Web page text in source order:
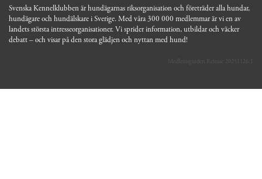
Svenska Kennelklubben är hundägarnas riksorganisation och företräder alla hundar,
hundägare och hundälskare i Sverige. Med våra 300 000 medlemmar är vi en av
landets största intresseorganisationer. Vi sprider information, utbildar och väcker
debatt – och visar på den stora glädjen och nyttan med hund!
Medlemsguiden Release 20251126.1